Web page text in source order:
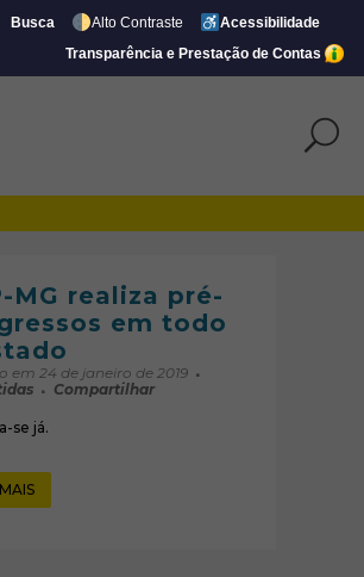
Busca Alto Contraste
Acessibilidade
Transparência e Prestação de Contas
MG realiza pré-
em todo
em 24 de janeiro de 2019
Compartilhar
se já.